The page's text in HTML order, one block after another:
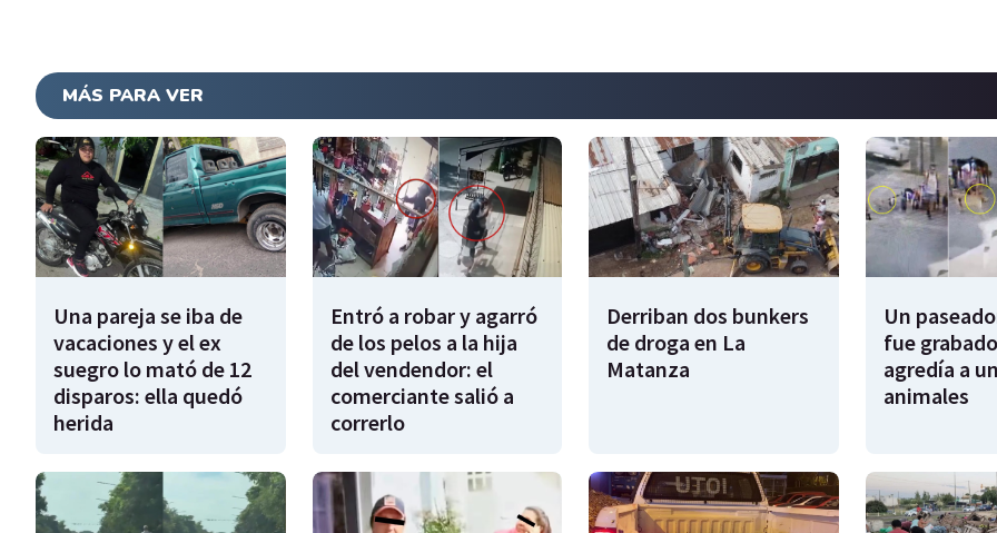
MÁS PARA VER
Una pareja se iba de
vacaciones y el ex
suegro lo mató de 12
disparos: ella quedó
herida
Entró a robar y agarró
de los pelos a la hija
del vendendor: el
comerciante salió a
correrlo
Derriban dos bunkers
de droga en La
Matanza
Un
fue
agredía a
animales